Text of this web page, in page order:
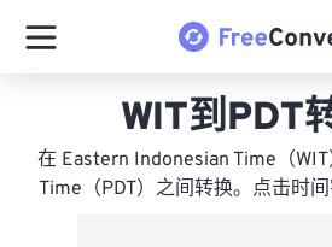
WIT到PDT
在 Eastern Indonesian Time（
Time（PDT）之间转换。点击时间